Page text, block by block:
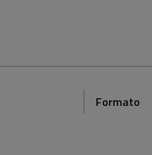
Formato